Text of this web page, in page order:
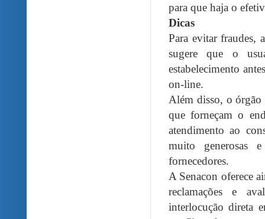
para que haja o
Dicas
Para evitar fraudes,
sugere que o
estabelecimento
on-line.
Além disso, o órgão
que forneçam o
atendimento ao
muito generosas
fornecedores.
A Senacon oferece
reclamações e
interlocução direta